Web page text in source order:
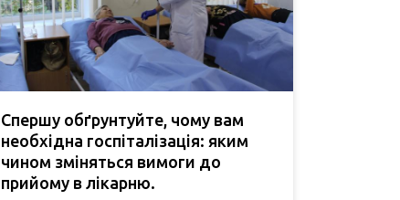
Спершу обґрунтуйте, чому вам
необхідна госпіталізація: яким
чином зміняться вимоги до
прийому в лікарню.